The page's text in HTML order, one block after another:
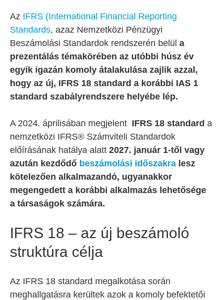
Az IFRS (International Financial Reporting
Standards, azaz Nemzetközi Pénzügyi
Beszámolási Standardok rendszerén belül a
prezentálás témakörében az utóbbi húsz év
egyik igazán komoly átalakulása zajlik azzal,
hogy az új, IFRS 18 standard a korábbi IAS 1
standard szabályrendszere helyébe lép.
A 2024. áprilisában megjelent IFRS 18 standard a
nemzetközi IFRS® Számviteli Standardok
előírásának hatálya alatt 2027. január 1-től vagy
azután kezdődő beszámolási időszakra lesz
kötelezően alkalmazandó, ugyanakkor
megengedett a korábbi alkalmazás lehetősége
a társaságok számára.
IFRS 18 – az új beszámoló
struktúra célja
Az IFRS 18 standard megalkotása során
meghallgatásra kerültek azok a komoly befektetői